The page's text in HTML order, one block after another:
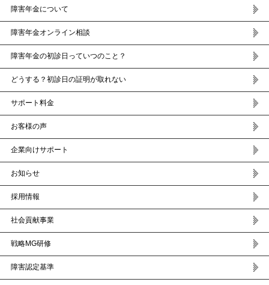
障害年金について
障害年金オンライン相談
障害年金の初診日っていつのこと？
どうする？初診日の証明が取れない
サポート料金
お客様の声
企業向けサポート
お知らせ
採用情報
社会貢献事業
戦略MG研修
障害認定基準